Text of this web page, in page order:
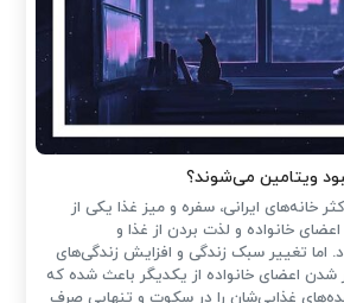
ویتامین می‌شوند؟
خانه‌های ایرانی، سفره و میز غذا یکی از
خانواده و لذت بردن از غذا و
اما تغییر سبک زندگی و افزایش زندگی‌های
شدن اعضای خانواده از یکدیگر باعث شده که
وعده‌های غذایی‌شان را در سکوت و تنهایی صرف